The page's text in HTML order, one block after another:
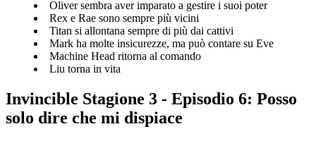
Oliver sembra aver imparato a gestire i suoi poter
Rex e Rae sono sempre più vicini
Titan si allontana sempre di più dai cattivi
Mark ha molte insicurezze, ma può contare su Eve
Machine Head ritorna al comando
Liu torna in vita
Invincible Stagione 3 - Episodio 6: Posso
solo dire che mi dispiace